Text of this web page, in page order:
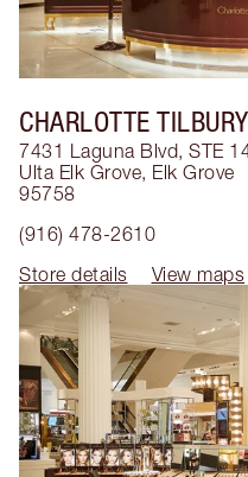
CHARLOTTE TILBURY
7431 Laguna Blvd, STE
Ulta Elk Grove, Elk Grove
95758
(916) 478-2610
Store details
View maps